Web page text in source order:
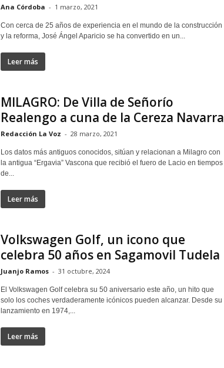
Ana Córdoba - 1 marzo, 2021
Con cerca de 25 años de experiencia en el mundo de la construcción
y la reforma, José Ángel Aparicio se ha convertido en un...
Leer más
MILAGRO: De Villa de Señorío
Realengo a cuna de la Cereza Navarra
Redacción La Voz - 28 marzo, 2021
Los datos más antiguos conocidos, sitúan y relacionan a Milagro con
la antigua “Ergavia” Vascona que recibió el fuero de Lacio en tiempos
de...
Leer más
Volkswagen Golf, un icono que
celebra 50 años en Sagamovil Tudela
Juanjo Ramos - 31 octubre, 2024
El Volkswagen Golf celebra su 50 aniversario este año, un hito que
solo los coches verdaderamente icónicos pueden alcanzar. Desde su
lanzamiento en 1974,...
Leer más